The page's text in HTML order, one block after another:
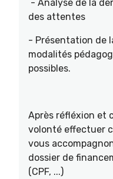
- Analyse de la
des attentes
- Présentation de
modalités
possibles.
Après réfléxion et
volonté effectuer
vous
dossier de
(CPF, ...)